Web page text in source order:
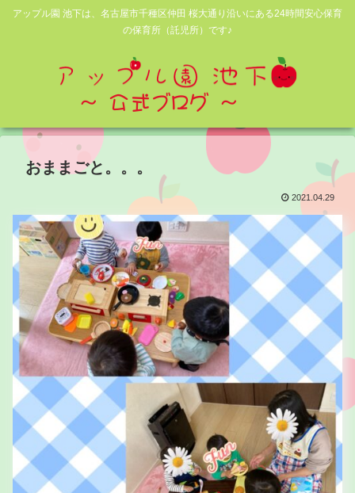
アップル園 池下は、名古屋市千種区仲田 桜大通り沿いにある24時間安心保育
の保育所（託児所）です♪
おままごと。。。
2021.04.29